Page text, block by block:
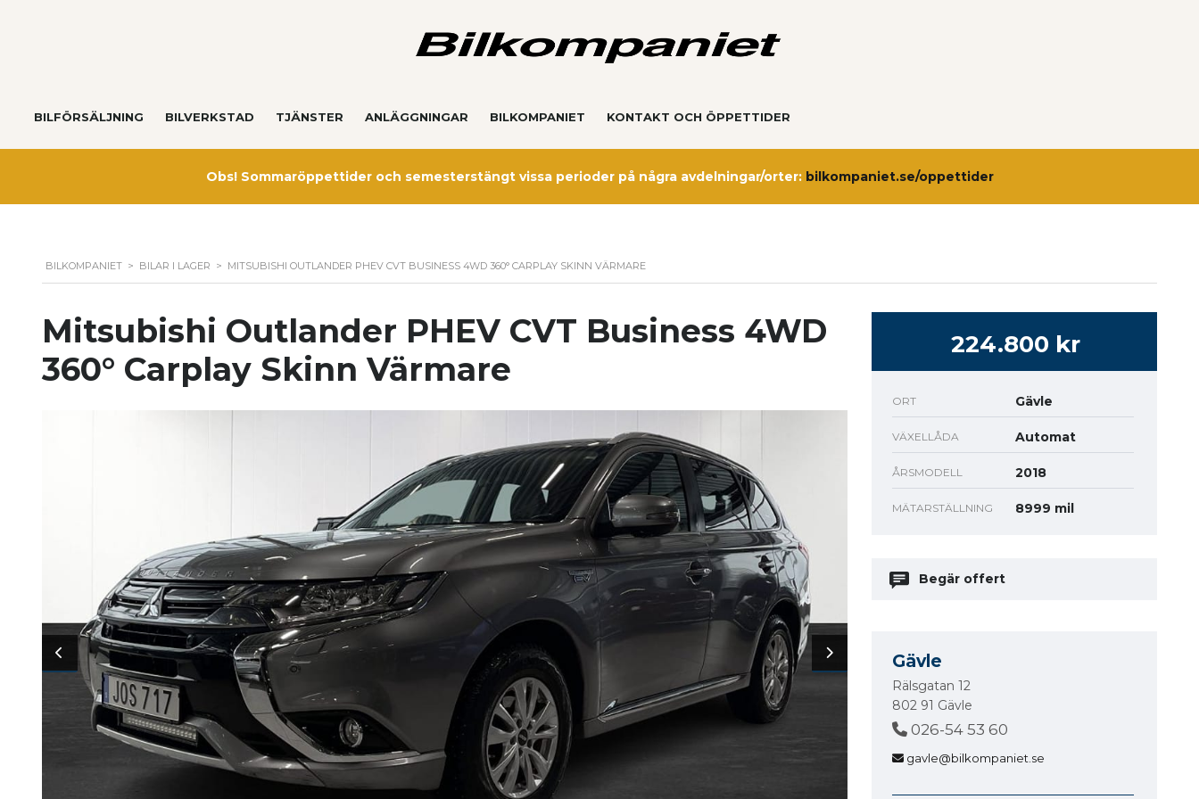
BILFÖRSÄLJNING BILVERKSTAD TJÄNSTER ANLÄGGNINGAR BILKOMPANIET KONTAKT OCH ÖPPETTIDER
Obs! Sommaröppettider och semesterstängt vissa perioder på några avdelningar/orter: bilkompaniet.se/oppettider
BILKOMPANIET > BILAR I LAGER > MITSUBISHI OUTLANDER PHEV CVT BUSINESS 4WD 360° CARPLAY SKINN VÄRMARE
Mitsubishi Outlander PHEV CVT Business 4WD
360° Carplay Skinn Värmare
224.800 kr
ORT Gävle
VÄXELLÅDA Automat
ÅRSMODELL 2018
MÄTARSTÄLLNING 8999 mil
Begär offert
Gävle
Rälsgatan 12
802 91 Gävle
026-54 53 60
gavle@bilkompaniet.se